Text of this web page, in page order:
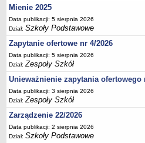
Majątek
Godziny dyżurów
Ogłoszenie
Zarządzenia
Kontrole
Rejestry, ewidencje, archiwa
Sprawozdania
Deklaracja dostępności
PORADNIE PSYCHOLOGICZNO-
Mienie 2025
Data publikacji: 5 sierpnia 2026
Dział:Szkoły Podstawowe
Zapytanie ofertowe nr 4/2026
Data publikacji: 5 sierpnia 2026
Dział:Zespoły Szkół
Unieważnienie zapytania ofertowego
Data publikacji: 3 sierpnia 2026
Dział:Zespoły Szkół
Zarządzenie 22/2026
Data publikacji: 2 sierpnia 2026
Dział:Szkoły Podstawowe